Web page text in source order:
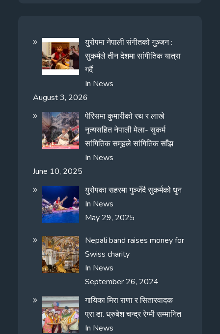
युरोपमा नेपाली संगीतको गुञ्जन :
सुकर्मले तीन देशमा सांगीतिक यात्रा
गर्दै
In News
August 3, 2026
पेरिसमा कुमारीको रथ र लाखे
नृत्यसहित नेपाली मेला- सुकर्म
सांगितिक समूहले सांगितिक साँझ
In News
June 10, 2025
युरोपका सहरमा गुञ्जँदै सुकर्मको धुन
In News
May 29, 2025
Nepali band raises money for
Swiss charity
In News
September 26, 2024
गायिका मिरा राणा र सितारवादक
प्रा.डा. ध्रुबेश चन्द्र रेग्मी सम्मानित
In News